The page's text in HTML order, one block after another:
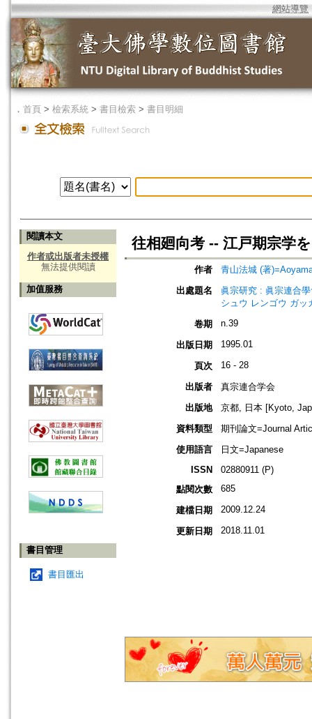
網站導覽
． 首頁 > 檢索系統 > 書目檢索 > 書目明細
閱讀本文
作者或出版者未授權
無法提供閱讀
加值服務
書目管理
書目匯出
往相廻向考 -- 江戸期宗学
作者
青山法城 (著
出處題名
眞宗研究 : 眞宗連合
シュウ レンゴウ ガッ
卷期
n.39
出版日期 1995.01
頁次 16 - 28
出版者
真宗連合学会
出版地
京都, 日本 [Kyoto,
資料類型
期刊論文=Journal
使用語言
日文=Japanese
ISSN
02880911 (P)
點閱次數
685
建檔日期 2009.12.24
更新日期 2018.11.01